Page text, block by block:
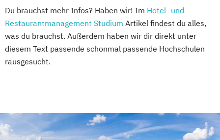
Du brauchst mehr Infos? Haben wir! Im Hotel- und
Restaurantmanagement Studium Artikel findest du alles,
was du brauchst. Außerdem haben wir dir direkt unter
diesem Text passende schonmal passende Hochschulen
rausgesucht.